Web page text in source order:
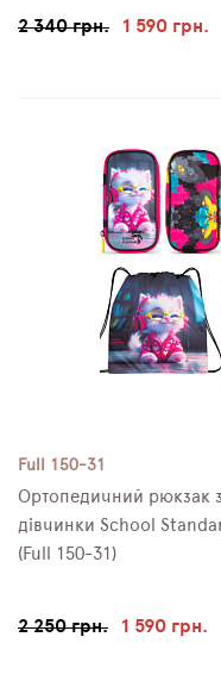
2 340 грн. 1 590 грн.
Full 150-31
Ортопедичний рюкзак
дівчинки School
(Full 150-31)
2 250 грн. 1 590 грн.